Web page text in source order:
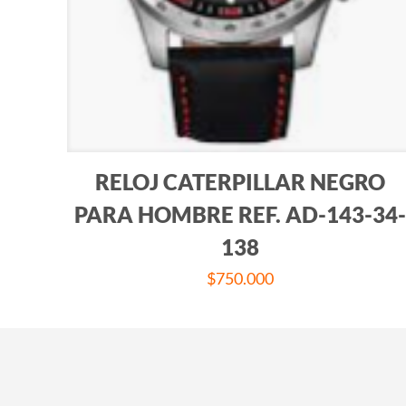
RELOJ CATERPILLAR NEGRO
PARA HOMBRE REF. AD-143-34-
138
$750.000